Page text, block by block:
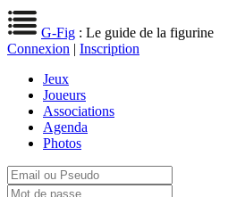
G-Fig : Le guide de la figurine
Connexion | Inscription
Jeux
Joueurs
Associations
Agenda
Photos